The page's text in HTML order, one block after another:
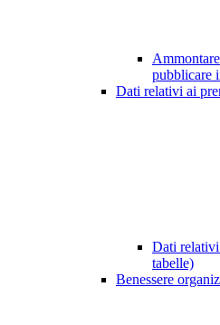
pubblicare
Dati relativi ai
Dati
tabelle)
Benessere